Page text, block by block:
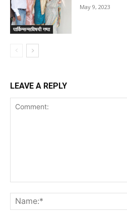
पार्किन्सन्सविषयी गप्पा
May 9, 2023
LEAVE A REPLY